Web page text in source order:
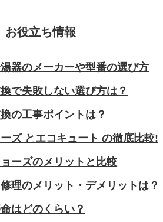
お役立ち情報
器のメーカーや型番の選び方
で失敗しない選び方は？
の工事ポイントは？
ズ とエコキュート の徹底比較!
ーズのメリットと比較
理のメリット・デメリットは？
はどのくらい？